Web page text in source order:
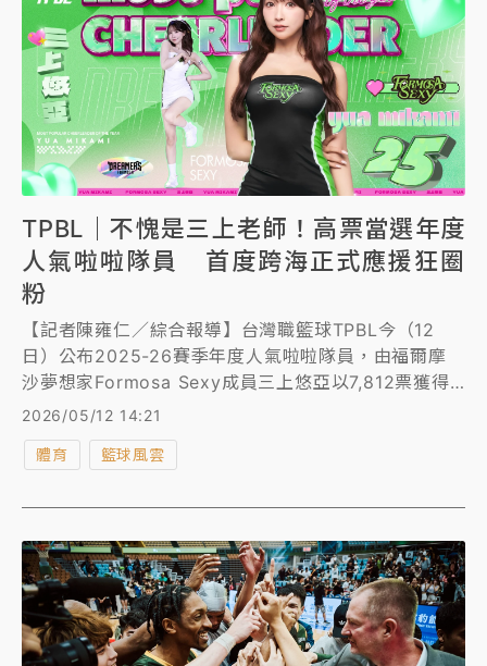
TPBL｜不愧是三上老師！高票當選年度
人氣啦啦隊員 首度跨海正式應援狂圈
粉
【記者陳雍仁／綜合報導】台灣職籃球TPBL今（12
日）公布2025-26賽季年度人氣啦啦隊員，由福爾摩
沙夢想家Formosa Sexy成員三上悠亞以7,812票獲得
第一名。本次評選採「純球迷票選」機制，不另納入媒
2026/05/12 14:21
體育 籃球風雲